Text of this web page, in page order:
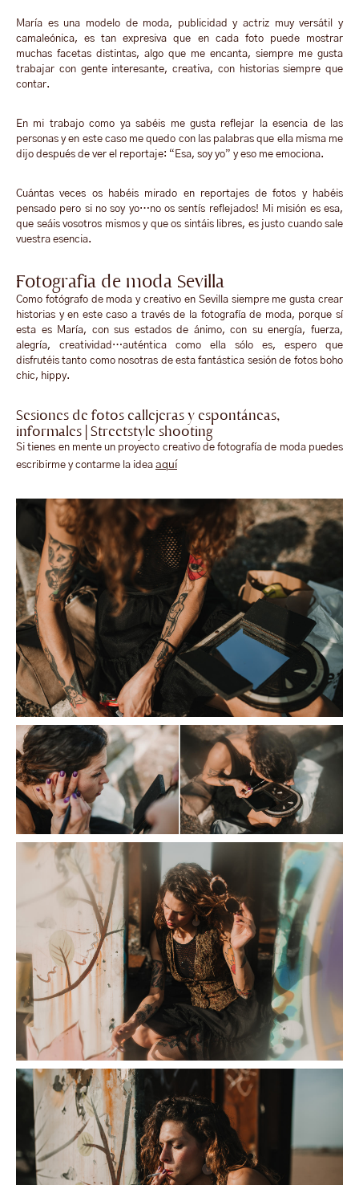
María es una modelo de moda, publicidad y actriz muy versátil y
camaleónica, es tan expresiva que en cada foto puede mostrar
muchas facetas distintas, algo que me encanta, siempre me gusta
trabajar con gente interesante, creativa, con historias siempre que
contar.
En mi trabajo como ya sabéis me gusta reflejar la esencia de las
personas y en este caso me quedo con las palabras que ella misma me
dijo después de ver el reportaje: “Esa, soy yo” y eso me emociona.
Cuántas veces os habéis mirado en reportajes de fotos y habéis
pensado pero si no soy yo…no os sentís reflejados! Mi misión es esa,
que seáis vosotros mismos y que os sintáis libres, es justo cuando sale
vuestra esencia.
Fotografia de moda Sevilla
Como fotógrafo de moda y creativo en Sevilla siempre me gusta crear
historias y en este caso a través de la fotografía de moda, porque sí
esta es María, con sus estados de ánimo, con su energía, fuerza,
alegría, creatividad…auténtica como ella sólo es, espero que
disfrutéis tanto como nosotras de esta fantástica sesión de fotos boho
chic, hippy.
Sesiones de fotos callejeras y espontáneas,
informales | Streetstyle shooting
Si tienes en mente un proyecto creativo de fotografía de moda puedes
escribirme y contarme la idea aquí